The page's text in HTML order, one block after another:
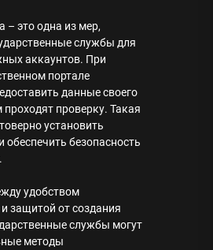
– это одна из мер,
службы для
аккаунтов. При
портале
данные своего
проходят проверку. Такая
установить
обеспечить безопасность
удобством
защитой от создания
службы могут
методы